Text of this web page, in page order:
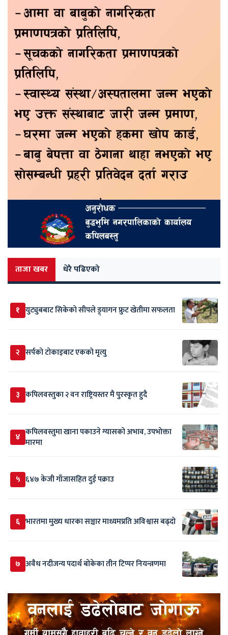
ताजा खबर धेरै पढिएको
१ युट्युबबाट सिकेको सीपले ड्र्यागन फ्रुट खेतीमा सफलता
२ सर्पकाे टाेकाइबाट एकको मृत्यु
३ कपिलवस्तुका २ वन राष्ट्रियस्तर मै पुरस्कृत हुदै
४ कपिलवस्तुमा खाना पकाउने ग्यासको अभाव, उपभोक्ता
मारमा
५ ६४७ केजी गाँजासहित दुई पक्राउ
६ भारतमा मुख्य धारका सञ्चार माध्यमप्रति अविश्वास बढ्दो
७ अवैध नदीजन्य पदार्थ बोकेका तीन टिप्पर नियन्त्रणमा